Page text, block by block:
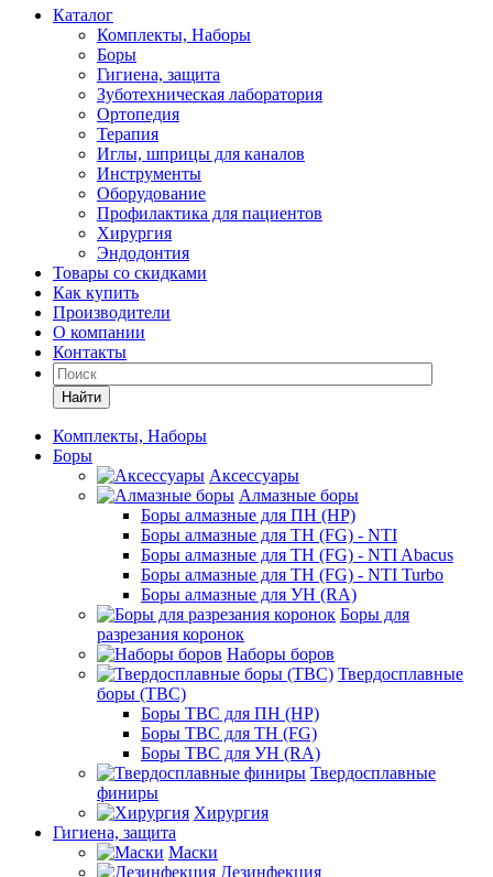
Каталог
Комплекты, Наборы
Боры
Гигиена, защита
Зуботехническая лаборатория
Ортопедия
Терапия
Иглы, шприцы для каналов
Инструменты
Оборудование
Профилактика для пациентов
Хирургия
Эндодонтия
Товары со скидками
Как купить
Производители
О компании
Контакты
Найти
Комплекты, Наборы
Боры
Аксессуары
Алмазные боры
Боры алмазные для ПН (HP)
Боры алмазные для ТН (FG) - NTI
Боры алмазные для ТН (FG) - NTI Abacus
Боры алмазные для ТН (FG) - NTI Turbo
Боры алмазные для УН (RA)
Боры для
разрезания коронок
Наборы боров
Твердосплавные
боры (ТВС)
Боры ТВС для ПН (HP)
Боры ТВС для ТН (FG)
Боры ТВС для УН (RA)
Твердосплавные
финиры
Хирургия
Гигиена, защита
Маски
Дезинфекция